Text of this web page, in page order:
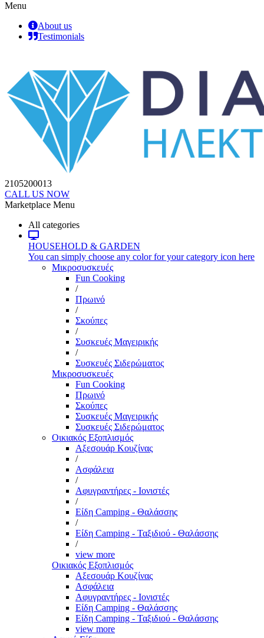
Menu
About us
Testimonials
2105200013
CALL US NOW
Marketplace Menu
All categories
HOUSEHOLD & GARDEN
You can simply choose any color for your category icon here
Μικροσυσκευές
Fun Cooking
/
Πρωινό
/
Σκούπες
/
Συσκευές Μαγειρικής
/
Συσκευές Σιδερώματος
Μικροσυσκευές
Fun Cooking
Πρωινό
Σκούπες
Συσκευές Μαγειρικής
Συσκευές Σιδερώματος
Οικιακός Εξοπλισμός
Αξεσουάρ Κουζίνας
/
Ασφάλεια
/
Αφυγραντήρες - Ιονιστές
/
Είδη Camping - Θαλάσσης
/
Είδη Camping - Ταξιδιού - Θαλάσσης
/
view more
Οικιακός Εξοπλισμός
Αξεσουάρ Κουζίνας
Ασφάλεια
Αφυγραντήρες - Ιονιστές
Είδη Camping - Θαλάσσης
Είδη Camping - Ταξιδιού - Θαλάσσης
view more